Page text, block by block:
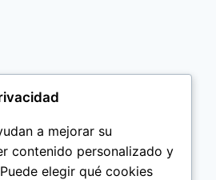
a mejorar su
contenido personalizado y
elegir qué cookies